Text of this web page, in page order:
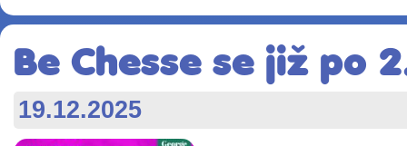
Be Chesse se již po
19.12.2025